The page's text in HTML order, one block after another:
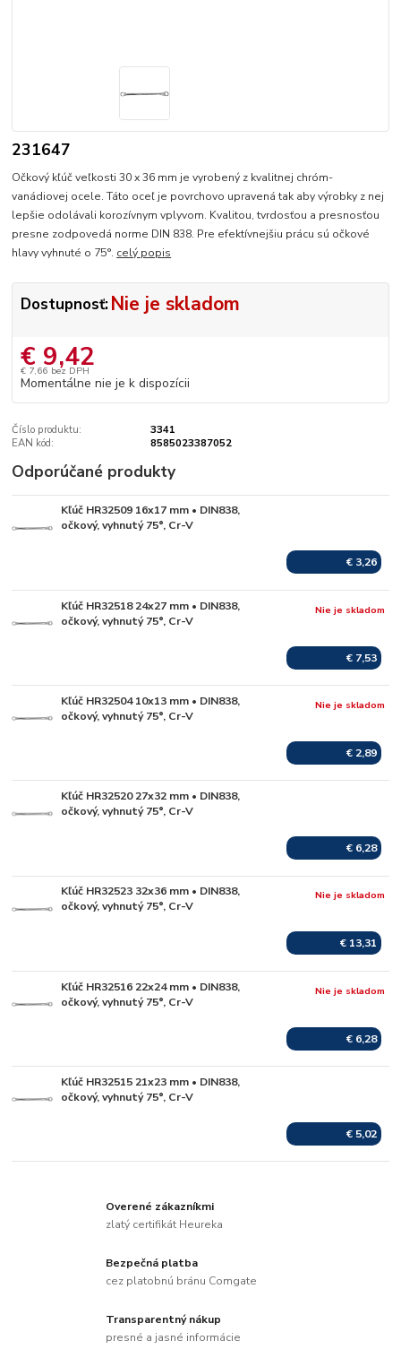
231647
Očkový kľúč veľkosti 30 x 36 mm je vyrobený z kvalitnej chróm-
vanádiovej ocele. Táto oceľ je povrchovo upravená tak aby výrobky z nej
lepšie odolávali korozívnym vplyvom. Kvalitou, tvrdosťou a presnosťou
presne zodpovedá norme DIN 838. Pre efektívnejšiu prácu sú očkové
hlavy vyhnuté o 75°. celý popis
Dostupnosť:Nie je skladom
€ 9,42
€ 7,66 bez DPH
Momentálne nie je k dispozícii
Číslo produktu:
3341
EAN kód:
8585023387052
Odporúčané produkty
Kľúč HR32509 16x17 mm • DIN838,
očkový, vyhnutý 75°, Cr-V
€ 3,26
Kľúč HR32518 24x27 mm • DIN838,
očkový, vyhnutý 75°, Cr-V
€ 7,53
Nie je skladom
Kľúč HR32504 10x13 mm • DIN838,
očkový, vyhnutý 75°, Cr-V
€ 2,89
Nie je skladom
Kľúč HR32520 27x32 mm • DIN838,
očkový, vyhnutý 75°, Cr-V
€ 6,28
Kľúč HR32523 32x36 mm • DIN838,
očkový, vyhnutý 75°, Cr-V
€ 13,31
Nie je skladom
Kľúč HR32516 22x24 mm • DIN838,
očkový, vyhnutý 75°, Cr-V
€ 6,28
Nie je skladom
Kľúč HR32515 21x23 mm • DIN838,
očkový, vyhnutý 75°, Cr-V
€ 5,02
Overené zákazníkmi
zlatý certifikát Heureka
Bezpečná platba
cez platobnú bránu Comgate
Transparentný nákup
presné a jasné informácie